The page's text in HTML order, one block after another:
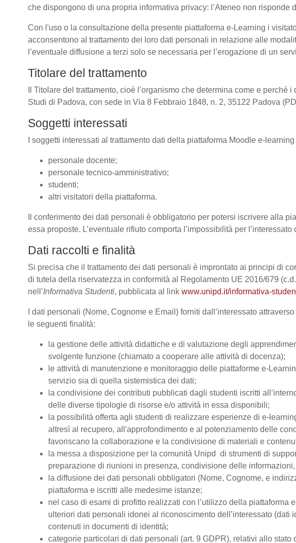
che dispongono di una propria informativa privacy: l’Ateneo non risponde
Con l'uso o la consultazione della presente piattaforma e-Learning i
acconsentono al trattamento dei loro dati personali in relazione alle
l’eventuale diffusione a terzi solo se necessaria per l’erogazione di un
Titolare del trattamento
Il Titolare del trattamento, cioè l’organismo che determina come e perché
Studi di Padova, con sede in Via 8 Febbraio 1848, n. 2, 35122 Padova
Soggetti interessati
I soggetti interessati al trattamento dati della piattaforma Moodle e-learning
personale docente;
personale tecnico-amministrativo;
studenti;
altri visitatori della piattaforma.
Il conferimento dei dati personali è obbligatorio per potersi iscrivere alla
essa proposte. L’eventuale rifiuto comporta l’impossibilità per
Dati raccolti e finalità
Si precisa che il trattamento dei dati personali è improntato ai principi di
di tutela della riservatezza in conformità al Regolamento UE 2016/679
nell’Informativa Studenti, pubblicata al link www.unipd.it/informativa-
I dati personali (Nome, Cognome e Email) forniti dall’interessato
le seguenti finalità:
la gestione delle attività didattiche e di valutazione degli
svolgente funzione (chiamato a cooperare alle attività di docenza);
le attività di manutenzione e monitoraggio delle piattaforme e-
servizio sia di quella sistemistica dei dati;
la condivisione dei contributi pubblicati dagli studenti iscritti
delle diverse tipologie di risorse e/o attività in essa disponibili;
la possibilità offerta agli studenti di realizzare esperienze di e-
altresì al recupero, all'approfondimento e al potenziamento delle
favoriscano la collaborazione e la condivisione di materiali e
la messa a disposizione per la comunità Unipd di strumenti di
preparazione di riunioni in presenza, condivisione delle
la diffusione dei dati personali obbligatori (Nome, Cognome, e
piattaforma e iscritti alle medesime istanze;
nel caso di esami di profitto realizzati con l’utilizzo della piattaforma
ulteriori dati personali idonei al riconoscimento dell’interessato (dati
contenuti in documenti di identità;
categorie particolari di dati personali (art. 9 GDPR), relativi allo